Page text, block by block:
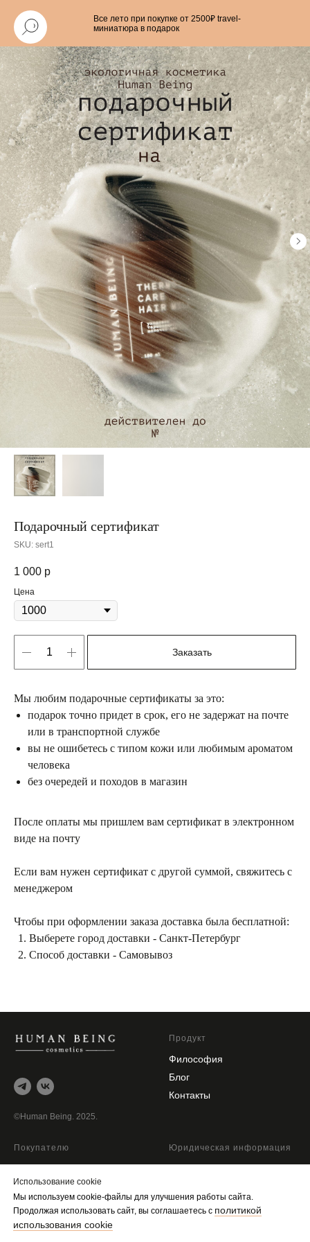
Все лето при покупке от 2500₽ travel-
миниатюра в подарок
Использование cookie
Мы используем cookie-файлы для улучшения работы сайта.
Продолжая использовать сайт, вы соглашаетесь с политикой
использования cookie
Подарочный сертификат
SKU: sert1
1 000 р
Цена
Заказать
Мы любим подарочные сертификаты за это:
подарок точно придет в срок, его не задержат на почте
или в транспортной службе
вы не ошибетесь с типом кожи или любимым ароматом
человека
без очередей и походов в магазин
После оплаты мы пришлем вам сертификат в электронном
виде на почту
Если вам нужен сертификат с другой суммой, свяжитесь с
менеджером
Чтобы при оформлении заказа доставка была бесплатной:
Выберете город доставки - Санкт-Петербург
Способ доставки - Самовывоз
©Human Being. 2025.
Продукт
Философия
Блог
Контакты
Покупателю
и оборотная тара
Доставка
Магазины
Возврат
Юридическая информация
конфиденциальности
Использование cookie